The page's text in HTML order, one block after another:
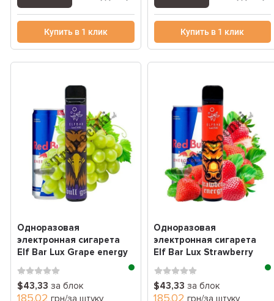
Купить в 1 клик Купить в 1 клик
Одноразовая
электронная сигарета
Elf Bar Lux Grape energy
(виноградный энерге...
$43,33 за блок
185.02 грн/за штуку
Одноразовая
электронная сигарета
Elf Bar Lux Strawberry
energy (клубничный э...
$43,33 за блок
185.02 грн/за штуку